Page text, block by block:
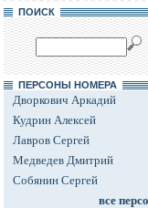
ПОИСК
ПЕРСОНЫ НОМЕРА
Дворкович Аркадий
Кудрин Алексей
Лавров Сергей
Медведев Дмитрий
Собянин Сергей
все